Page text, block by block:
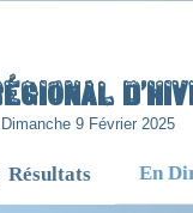
9 Février 2025
Résultats En